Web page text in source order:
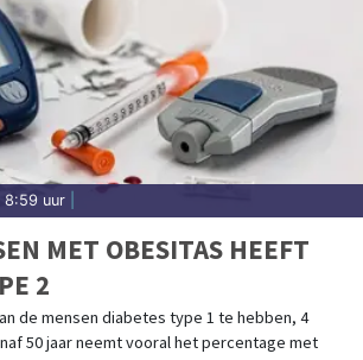
8:59 uur
MET OBESITAS HEEFT
2
de mensen diabetes type 1 te hebben, 4
50 jaar neemt vooral het percentage met